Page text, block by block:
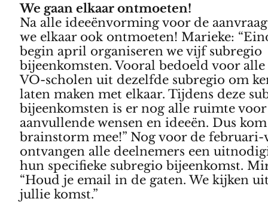
We gaan elkaar ontmoeten!
Na alle ideeënvorming voor de
we elkaar ook ontmoeten! Marieke:
begin april organiseren we vijf subregio
bijeenkomsten. Vooral bedoeld voor
VO-scholen uit dezelfde subregio om
laten maken met elkaar. Tijdens deze
bijeenkomsten is er nog alle ruimte
aanvullende wensen en ideeën. Dus
brainstorm mee!” Nog voor de februari-
ontvangen alle deelnemers een
hun specifieke subregio bijeenkomst.
“Houd je email in de gaten. We kijken
jullie komst.”